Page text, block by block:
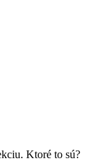
Ktoré to sú?